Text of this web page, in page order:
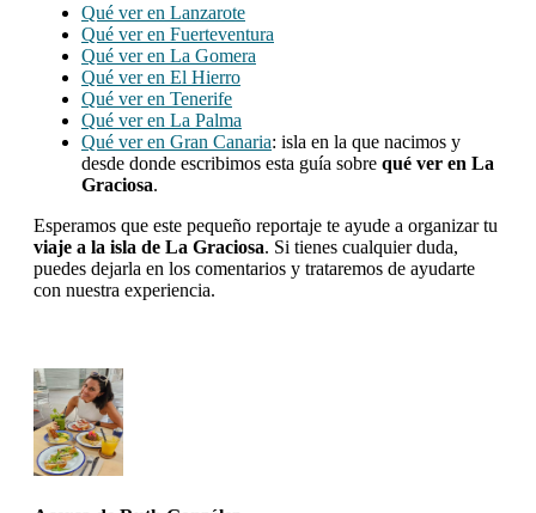
Qué ver en Lanzarote
Qué ver en Fuerteventura
Qué ver en La Gomera
Qué ver en El Hierro
Qué ver en Tenerife
Qué ver en La Palma
Qué ver en Gran Canaria: isla en la que nacimos y
desde donde escribimos esta guía sobre qué ver en La
Graciosa.
Esperamos que este pequeño reportaje te ayude a organizar tu
viaje a la isla de La Graciosa. Si tienes cualquier duda,
puedes dejarla en los comentarios y trataremos de ayudarte
con nuestra experiencia.